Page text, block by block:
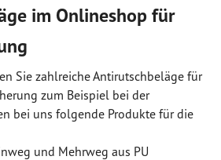
im Onlineshop für
Sie zahlreiche Antirutschbeläge für
zum Beispiel bei der
bei uns folgende Produkte für die
und Mehrweg aus PU